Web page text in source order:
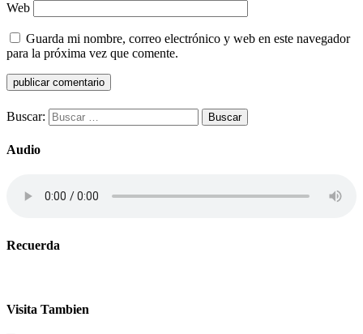
Web
Guarda mi nombre, correo electrónico y web en este navegador
para la próxima vez que comente.
Buscar:
Audio
Recuerda
Visita Tambien